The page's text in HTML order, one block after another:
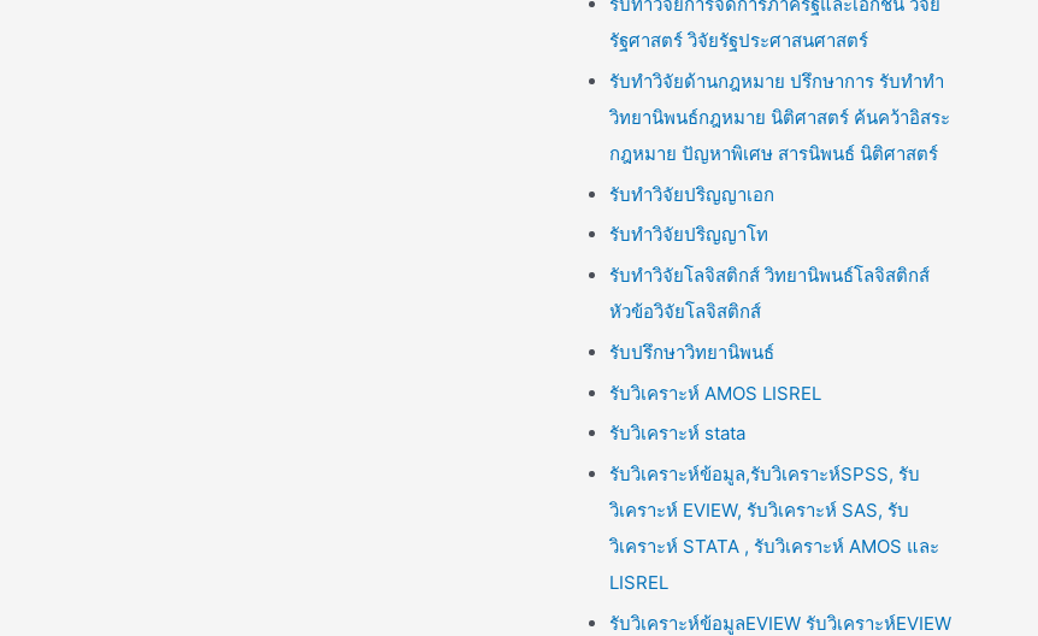
รัฐศาสตร์ วิจัยรัฐประศาสนศาสตร์
รับทำวิจัยด้านกฎหมาย ปรึกษาการ รับทำทำ
วิทยานิพนธ์กฎหมาย นิติศาสตร์ ค้นคว้าอิสระ
กฎหมาย ปัญหาพิเศษ สารนิพนธ์ นิติศาสตร์
รับทำวิจัยปริญญาเอก
รับทำวิจัยปริญญาโท
รับทำวิจัยโลจิสติกส์ วิทยานิพนธ์โลจิสติกส์
หัวข้อวิจัยโลจิสติกส์
รับปรึกษาวิทยานิพนธ์
รับวิเคราะห์ AMOS LISREL
รับวิเคราะห์ stata
รับวิเคราะห์ข้อมูล,รับวิเคราะห์SPSS, รับ
วิเคราะห์ EVIEW, รับวิเคราะห์ SAS, รับ
วิเคราะห์ STATA , รับวิเคราะห์ AMOS และ
LISREL
รับวิเคราะห์ข้อมูลEVIEW รับวิเคราะห์EVIEW